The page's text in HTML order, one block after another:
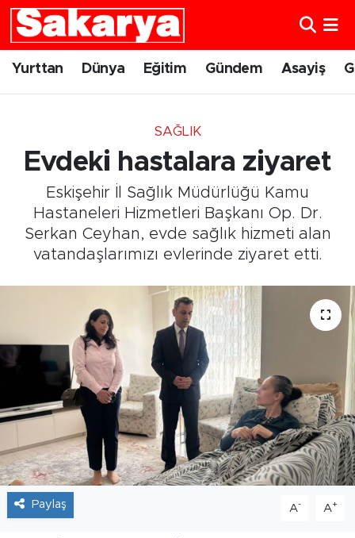
Yurttan Dünya Eğitim Gündem Asayiş
SAĞLIK
Evdeki hastalara ziyaret
Eskişehir İl Sağlık Müdürlüğü Kamu
Hastaneleri Hizmetleri Başkanı Op. Dr.
Serkan Ceyhan, evde sağlık hizmeti alan
vatandaşlarımızı evlerinde ziyaret etti.
Paylaş A- A+
Yurttan
Eskişehirspor
Spor
Kültür Sanat
Tarihçe
Resmi İlanlar
Söyleşi
Foto Şaka
Eskişehir Nöbetçi Eczaneler
Eskişehir Trafik Yoğunluk Haritası
Süper Lig Puan Durumu ve Fikstür
Tüm Manşetler
Son Dakika Haberleri
Haber Arşivi